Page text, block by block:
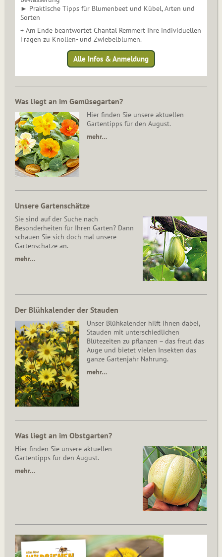
► Praktische Tipps für Blumenbeet und Kübel, Arten und
Sorten
+ Am Ende beantwortet Chantal Remmert Ihre individuellen
Fragen zu Knollen- und Zwiebelblumen.
Alle Infos & Anmeldung
Was liegt an im Gemüsegarten?
Hier finden Sie unsere aktuellen
Gartentipps für den August.
mehr…
Unsere Gartenschätze
Sie sind auf der Suche nach
Besonderheiten für Ihren Garten? Dann
schauen Sie sich doch mal unsere
Gartenschätze an.
mehr…
Der Blühkalender der Stauden
Unser Blühkalender hilft Ihnen dabei,
Stauden mit unterschiedlichen
Blütezeiten zu pflanzen – das freut das
Auge und bietet vielen Insekten das
ganze Gartenjahr Nahrung.
mehr…
Was liegt an im Obstgarten?
Hier finden Sie unsere aktuellen
Gartentipps für den August.
mehr…